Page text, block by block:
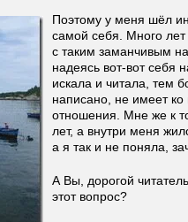
Поэтому у меня шёл
самой себя. Много
с таким заманчивым
надеясь вот-вот себя
искала и читала, тем
написано, не имеет
отношения. Мне же к
лет, а внутри меня
а я так и не поняла,
А Вы, дорогой
этот вопрос?